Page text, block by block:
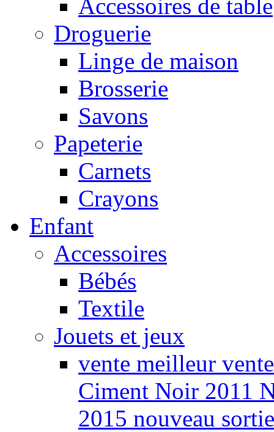
Accessoires de table
Droguerie
Linge de maison
Brosserie
Savons
Papeterie
Carnets
Crayons
Enfant
Accessoires
Bébés
Textile
Jouets et jeux
vente meilleur
Ciment Noir 2011
2015 nouveau